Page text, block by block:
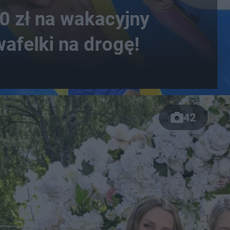
zł na wakacyjny
na drogę!
42